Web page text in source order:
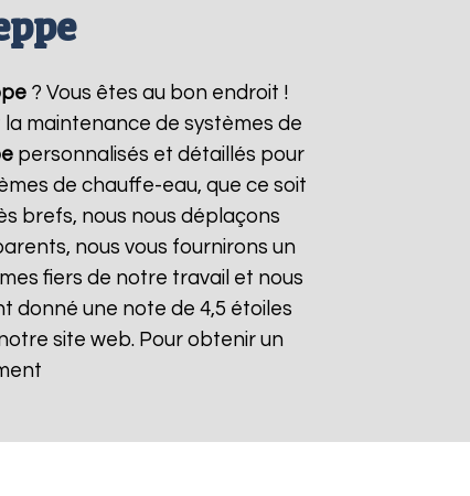
? Vous êtes au bon endroit !
maintenance de systèmes de
personnalisés et détaillés pour
de chauffe-eau, que ce soit
brefs, nous nous déplaçons
nous vous fournirons un
fiers de notre travail et nous
donné une note de 4,5 étoiles
site web. Pour obtenir un